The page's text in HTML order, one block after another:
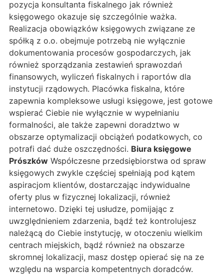
pozycja konsultanta fiskalnego jak również
księgowego okazuje się szczególnie ważka.
Realizacja obowiązków księgowych związane ze
spółką z o.o. obejmuje potrzebą nie wyłącznie
dokumentowania procesów gospodarczych, jak
również sporządzania zestawień sprawozdań
finansowych, wyliczeń fiskalnych i raportów dla
instytucji rządowych. Placówka fiskalna, które
zapewnia kompleksowe usługi księgowe, jest gotowe
wspierać Ciebie nie wyłącznie w wypełnianiu
formalności, ale także zapewni doradztwo w
obszarze optymalizacji obciążeń podatkowych, co
potrafi dać duże oszczędności. Biura księgowe
Prószków Współczesne przedsiębiorstwa od spraw
księgowych zwykle częściej spełniają pod kątem
aspiracjom klientów, dostarczając indywidualne
oferty plus w fizycznej lokalizacji, również
internetowo. Dzięki tej usłudze, pomijając z
uwzględnieniem zdarzenia, bądź też kontrolujesz
należącą do Ciebie instytucję, w otoczeniu wielkim
centrach miejskich, bądź również na obszarze
skromnej lokalizacji, masz dostęp opierać się na ze
względu na wsparcia kompetentnych doradców.